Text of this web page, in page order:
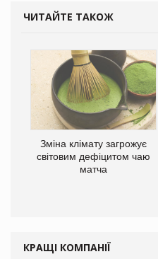
ЧИТАЙТЕ ТАКОЖ
Зміна клімату загрожує
світовим дефіцитом чаю
матча
КРАЩІ КОМПАНІЇ